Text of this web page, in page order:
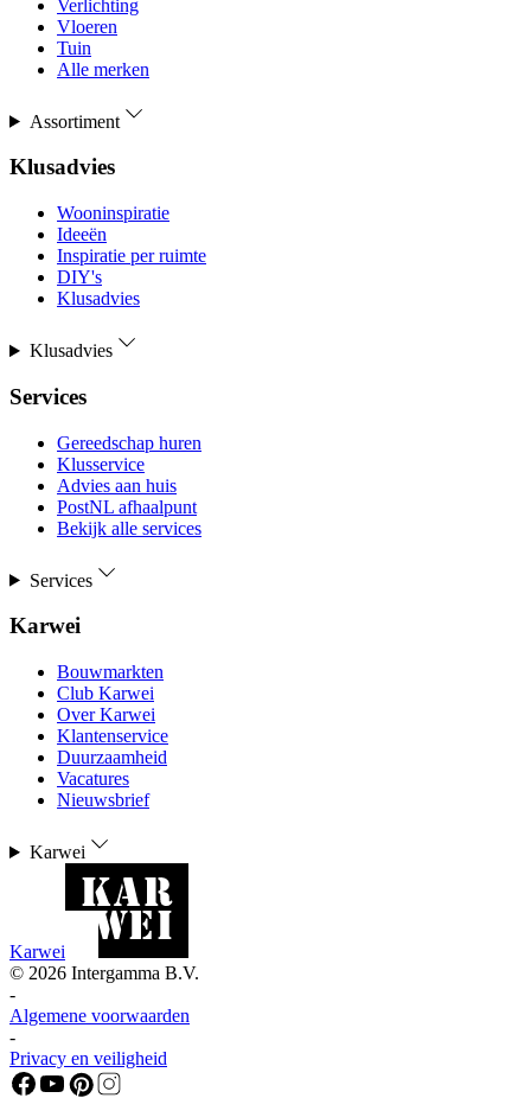
Verlichting
Vloeren
Tuin
Alle merken
Assortiment
Klusadvies
Wooninspiratie
Ideeën
Inspiratie per ruimte
DIY's
Klusadvies
Klusadvies
Services
Gereedschap huren
Klusservice
Advies aan huis
PostNL afhaalpunt
Bekijk alle services
Services
Karwei
Bouwmarkten
Club Karwei
Over Karwei
Klantenservice
Duurzaamheid
Vacatures
Nieuwsbrief
Karwei
Karwei
© 2026 Intergamma B.V.
-
Algemene voorwaarden
-
Privacy en veiligheid